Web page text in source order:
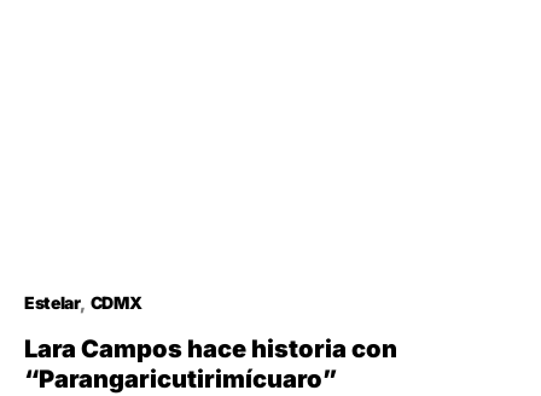
Estelar CDMX
Lara Campos hace historia con
“Parangaricutirimícuaro”